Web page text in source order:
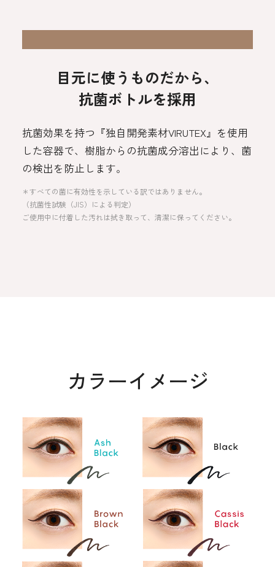
目元に使うものだから、
抗菌ボトルを採用
抗菌効果を持つ『独自開発素材VIRUTEX』を使用
した容器で、樹脂からの抗菌成分溶出により、菌
の検出を防止します。
＊すべての菌に有効性を示している訳ではありません。
（抗菌性試験（JIS）による判定）
ご使用中に付着した汚れは拭き取って、清潔に保ってください。
カラーイメージ